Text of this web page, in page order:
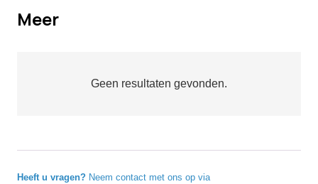
Meer
Geen resultaten gevonden.
Heeft u vragen? Neem contact met ons op via